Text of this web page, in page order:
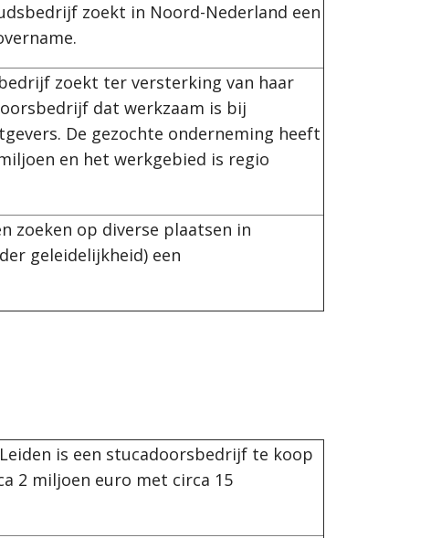
zoekt in Noord-Nederland een
zoekt ter versterking van haar
dat werkzaam is bij
De gezochte onderneming heeft
en het werkgebied is regio
zoeken op diverse plaatsen in
geleidelijkheid) een
is een stucadoorsbedrijf te koop
2 miljoen euro met circa 15